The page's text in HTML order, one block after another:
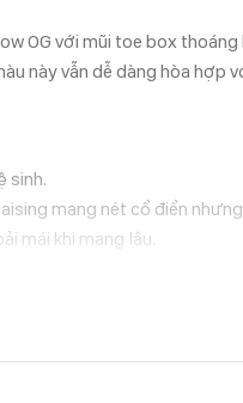
OG với mũi toe box
này vẫn dễ dàng hòa
sinh.
mang nét cổ điển
mái khi mang lâu.
cho cả đi chơi, làm việc
Williamson – trẻ trung,